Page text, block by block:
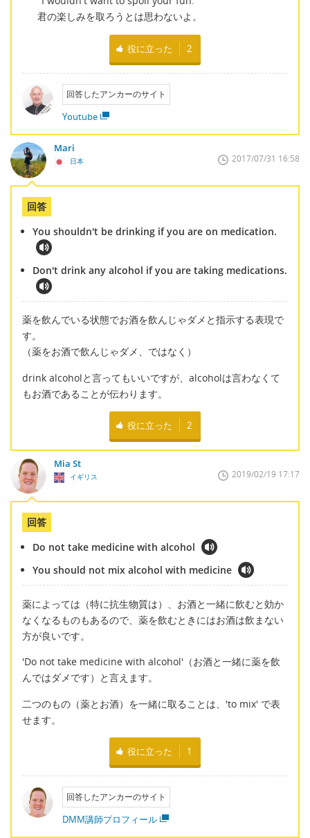
君の楽しみを取ろうとは思わないよ。
役に立った 2
回答したアンカーのサイト
Youtube
Mari
日本 2017/07/31 16:58
回答
You shouldn't be drinking if you are on medication.
Don't drink any alcohol if you are taking medications.
薬を飲んでいる状態でお酒を飲んじゃダメと指示する表現で
す。
（薬をお酒で飲んじゃダメ、ではなく）
drink alcoholと言ってもいいですが、alcoholは言わなくて
もお酒であることが伝わります。
役に立った 2
Mia St
イギリス 2019/02/19 17:17
回答
Do not take medicine with alcohol
You should not mix alcohol with medicine
薬によっては（特に抗生物質は）、お酒と一緒に飲むと効か
なくなるものもあるので、薬を飲むときにはお酒は飲まない
方が良いです。
'Do not take medicine with alcohol'（お酒と一緒に薬を飲
んではダメです）と言えます。
二つのもの（薬とお酒）を一緒に取ることは、'to mix' で表
せます。
役に立った 1
回答したアンカーのサイト
DMM講師プロフィール